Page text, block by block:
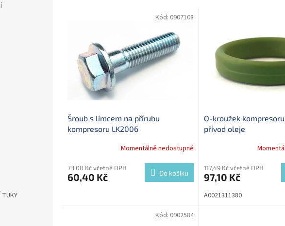
TUKY
Šroub s límcem na přírubu
kompresoru LK2006
Momentálně nedostupné
73,08 Kč včetně DPH
60,40 Kč Do košíku
Kód: 0907108
O-kroužek
přívod oleje
117,49 Kč včetně DPH
97,10 Kč
A0021311380
Kód: 0902584